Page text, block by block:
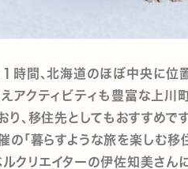
間、北海道のほぼ中央に位置
アクティビティも豊富な上川
、移住先としてもおすすめです
の「暮らすような旅を楽しむ
ルクリエイターの伊佐知美さん